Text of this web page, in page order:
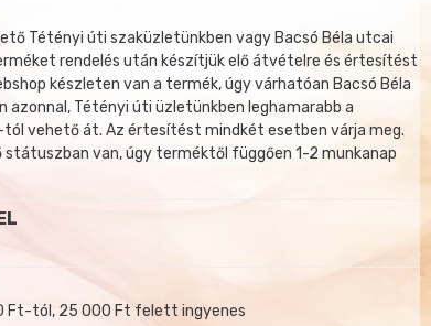
Tétényi úti szaküzletünkben vagy Bacsó Béla utcai
rendelés után készítjük elő átvételre és értesítést
készleten van a termék, úgy várhatóan Bacsó Béla
Tétényi úti üzletünkben leghamarabb a
tól vehető át. Az értesítést mindkét esetben várja meg.
státuszban van, úgy terméktől függően 1-2 munkanap
Ft-tól, 25 000 Ft felett ingyenes